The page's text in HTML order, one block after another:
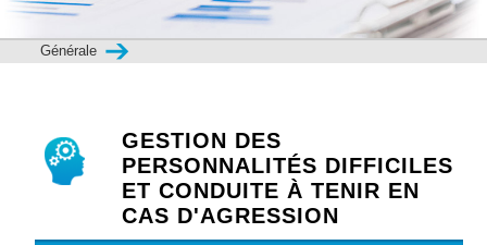
Générale
GESTION DES
PERSONNALITÉS DIFFICILES
ET CONDUITE À TENIR EN
CAS D'AGRESSION